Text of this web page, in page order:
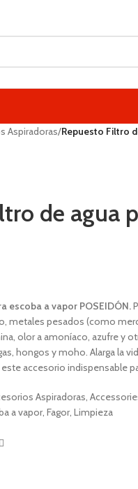
Aspiradoras/Repuesto Filtro
de agua
escoba a vapor POSEIDÓN.
metales pesados (como
olor a amoníaco, azufre y
hongos y moho. Alarga la
accesorio indispensable
Aspiradoras
a vapor, Fagor, Limpieza